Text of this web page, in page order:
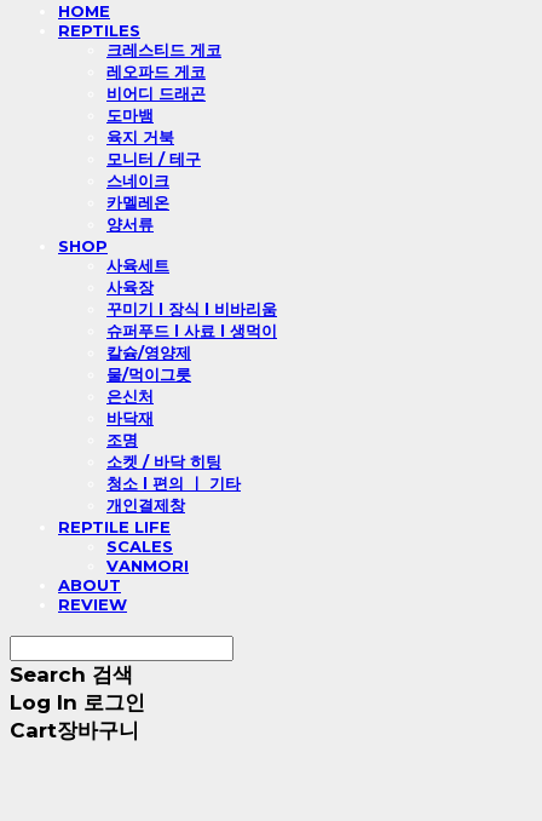
HOME
REPTILES
크레스티드 게코
레오파드 게코
비어디 드래곤
도마뱀
육지 거북
모니터 / 테구
스네이크
카멜레온
양서류
SHOP
사육세트
사육장
꾸미기 l 장식 l 비바리움
슈퍼푸드 l 사료 l 생먹이
칼슘/영양제
물/먹이그릇
은신처
바닥재
조명
소켓 / 바닥 히팅
청소 l 편의 ㅣ 기타
개인결제창
REPTILE LIFE
SCALES
VANMORI
ABOUT
REVIEW
Search 검색
Log In 로그인
Cart장바구니